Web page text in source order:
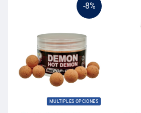
-8%
MULTIPLES OPCIONES